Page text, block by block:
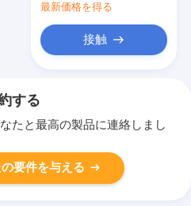
最新価格を得る
接触
する
たと最高の製品に連絡しまし
要件を与える